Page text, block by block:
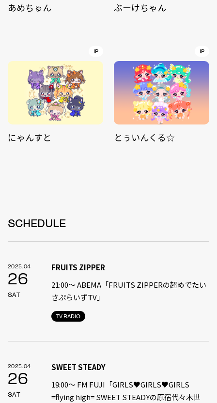
あめちゅん ぶーけちゃん
IP
にゃんすと
IP
とぅいんくる☆
SCHEDULE
2025.04
26
SAT
TV.RADIO
FRUITS ZIPPER
21:00〜 ABEMA「FRUITS ZIPPERの超めでたい
さぷらいずTV」
2025.04
26
SAT
SWEET STEADY
19:00〜 FM FUJI「GIRLS♥GIRLS♥GIRLS
=flying high= SWEET STEADYの原宿代々木世